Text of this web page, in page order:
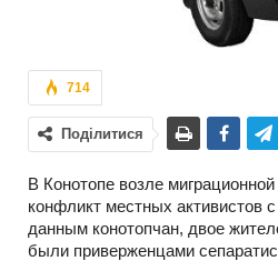
714
Поділитися
В Конотопе возле
конфликт местных активистов
данным конотопчан, двое
были приверженцами